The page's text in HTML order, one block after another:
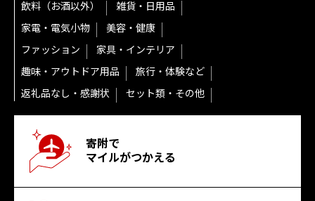
飲料（お酒以外）
雑貨・日用品
家電・電気小物
美容・健康
ファッション
家具・インテリア
趣味・アウトドア用品
旅行・体験など
返礼品なし・感謝状
セット類・その他
寄附で
マイルがつかえる